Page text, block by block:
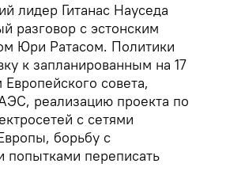
лидер Гитанас Науседа
разговор с эстонским
Юри Ратасом. Политики
к запланированным на 17
совета,
реализацию проекта по
с сетями
борьбу с
переписать